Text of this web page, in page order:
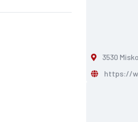
3530
https://